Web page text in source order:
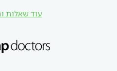
עוד שאלות